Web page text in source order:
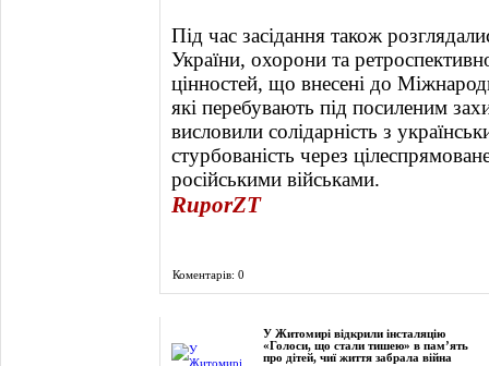
Під час засідання також
України, охорони та
цінностей, що внесені до
які перебувають під посиленим
висловили солідарність з
стурбованість через
російськими військами.
RuporZT
Коментарів: 0
У Житомирі відкрили інсталяцію
«Голоси, що стали тишею» в пам’ять
про дітей, чиї життя забрала війна